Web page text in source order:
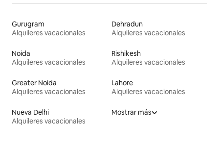
Gurugram
Alquileres vacacionales
Dehradun
Alquileres vacacionales
Noida
Alquileres vacacionales
Rishikesh
Alquileres vacacionales
Greater Noida
Alquileres vacacionales
Lahore
Alquileres vacacionales
Nueva Delhi
Alquileres vacacionales
Mostrar más